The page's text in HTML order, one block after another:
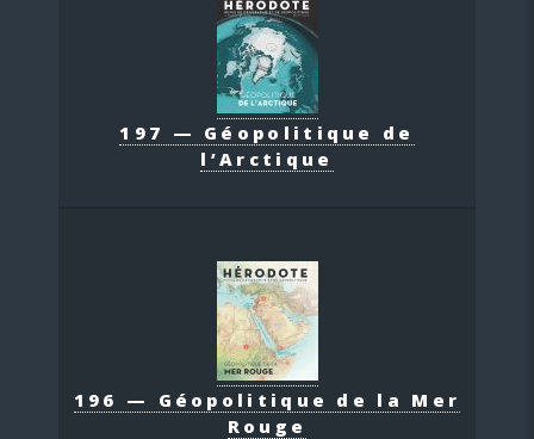
197 — Géopolitique de
l’Arctique
196 — Géopolitique de la Mer
Rouge